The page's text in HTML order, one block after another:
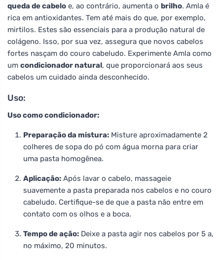
queda de cabelo e, ao contrário, aumenta o brilho. Amla é
rica em antioxidantes. Tem até mais do que, por exemplo,
mirtilos. Estes são essenciais para a produção natural de
colágeno. Isso, por sua vez, assegura que novos cabelos
fortes nasçam do couro cabeludo. Experimente Amla como
um condicionador natural, que proporcionará aos seus
cabelos um cuidado ainda desconhecido.
Uso:
Uso como condicionador:
Preparação da mistura: Misture aproximadamente 2
colheres de sopa do pó com água morna para criar
uma pasta homogênea.
Aplicação: Após lavar o cabelo, massageie
suavemente a pasta preparada nos cabelos e no couro
cabeludo. Certifique-se de que a pasta não entre em
contato com os olhos e a boca.
Tempo de ação: Deixe a pasta agir nos cabelos por 5 a,
no máximo, 20 minutos.